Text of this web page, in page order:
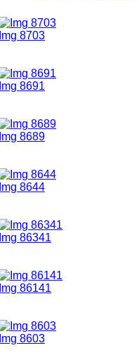
8703
8691
8689
8644
86341
86141
8603